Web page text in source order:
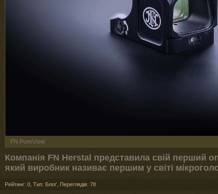
FN PureView
Компанія FN Herstal представила свій перший
який виробник називає першим у світі
Рейтинг: 0 Тип: Блоґ Переглядів: 78